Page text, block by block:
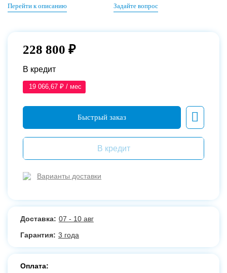
Перейти к описанию Задайте вопрос
228 800 ₽
В кредит
19 066,67 ₽ / мес
В кредит
Варианты доставки
Доставка: 07 - 10 авг
Гарантия: 3 года
Оплата: